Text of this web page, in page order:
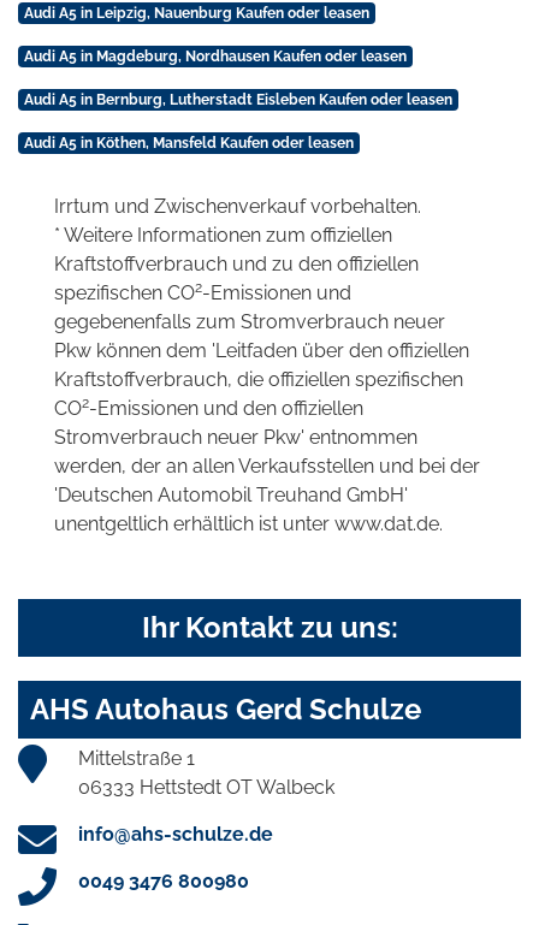
Audi A5 in Leipzig, Nauenburg Kaufen oder leasen
Audi A5 in Magdeburg, Nordhausen Kaufen oder leasen
Audi A5 in Bernburg, Lutherstadt Eisleben Kaufen oder leasen
Audi A5 in Köthen, Mansfeld Kaufen oder leasen
Irrtum und Zwischenverkauf vorbehalten.
* Weitere Informationen zum offiziellen
Kraftstoffverbrauch und zu den offiziellen
spezifischen CO2-Emissionen und
gegebenenfalls zum Stromverbrauch neuer
Pkw können dem 'Leitfaden über den offiziellen
Kraftstoffverbrauch, die offiziellen spezifischen
CO2-Emissionen und den offiziellen
Stromverbrauch neuer Pkw' entnommen
werden, der an allen Verkaufsstellen und bei der
'Deutschen Automobil Treuhand GmbH'
unentgeltlich erhältlich ist unter www.dat.de.
Ihr Kontakt zu uns:
AHS Autohaus Gerd Schulze
Mittelstraße 1
06333 Hettstedt OT Walbeck
info@ahs-schulze.de
0049 3476 800980